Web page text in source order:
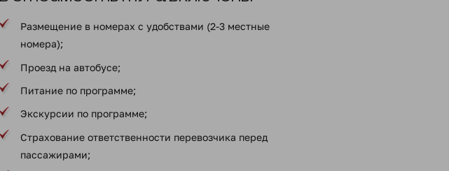
Размещение в номерах с удобствами (2-3 местные
номера);
Проезд на автобусе;
Питание по программе;
Экскурсии по программе;
Страхование ответственности перевозчика перед
пассажирами;